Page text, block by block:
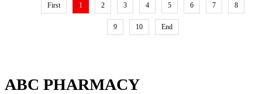
First 1 2 3 4 5 6 7 8
9 10 End
ABC PHARMACY